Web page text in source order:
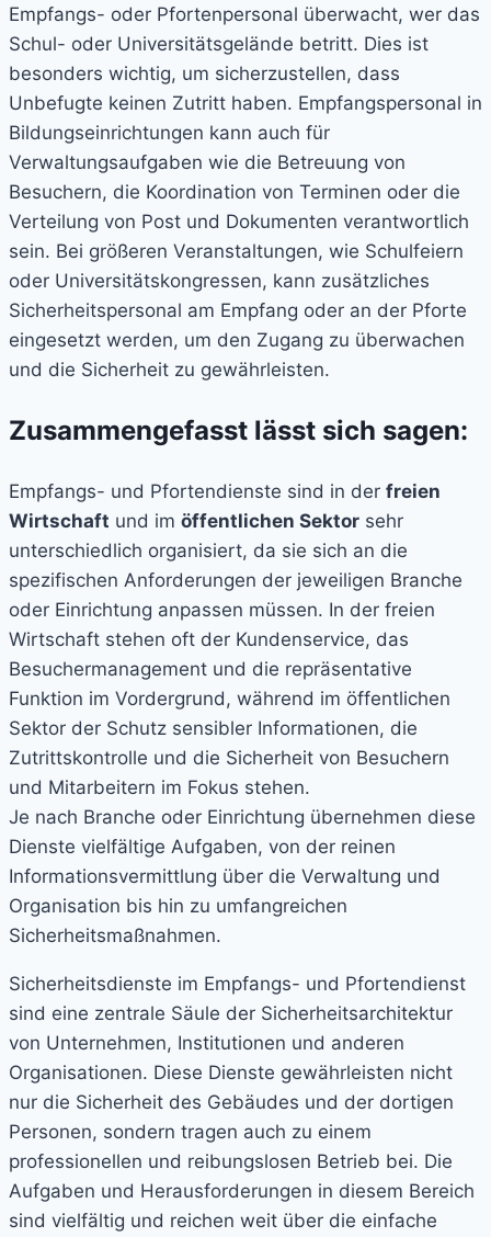
Empfangs- oder Pfortenpersonal überwacht, wer das
Schul- oder Universitätsgelände betritt. Dies ist
besonders wichtig, um sicherzustellen, dass
Unbefugte keinen Zutritt haben. Empfangspersonal in
Bildungseinrichtungen kann auch für
Verwaltungsaufgaben wie die Betreuung von
Besuchern, die Koordination von Terminen oder die
Verteilung von Post und Dokumenten verantwortlich
sein. Bei größeren Veranstaltungen, wie Schulfeiern
oder Universitätskongressen, kann zusätzliches
Sicherheitspersonal am Empfang oder an der Pforte
eingesetzt werden, um den Zugang zu überwachen
und die Sicherheit zu gewährleisten.
Zusammengefasst lässt sich sagen:
Empfangs- und Pfortendienste sind in der freien
Wirtschaft und im öffentlichen Sektor sehr
unterschiedlich organisiert, da sie sich an die
spezifischen Anforderungen der jeweiligen Branche
oder Einrichtung anpassen müssen. In der freien
Wirtschaft stehen oft der Kundenservice, das
Besuchermanagement und die repräsentative
Funktion im Vordergrund, während im öffentlichen
Sektor der Schutz sensibler Informationen, die
Zutrittskontrolle und die Sicherheit von Besuchern
und Mitarbeitern im Fokus stehen.
Je nach Branche oder Einrichtung übernehmen diese
Dienste vielfältige Aufgaben, von der reinen
Informationsvermittlung über die Verwaltung und
Organisation bis hin zu umfangreichen
Sicherheitsmaßnahmen.
Sicherheitsdienste im Empfangs- und Pfortendienst
sind eine zentrale Säule der Sicherheitsarchitektur
von Unternehmen, Institutionen und anderen
Organisationen. Diese Dienste gewährleisten nicht
nur die Sicherheit des Gebäudes und der dortigen
Personen, sondern tragen auch zu einem
professionellen und reibungslosen Betrieb bei. Die
Aufgaben und Herausforderungen in diesem Bereich
sind vielfältig und reichen weit über die einfache